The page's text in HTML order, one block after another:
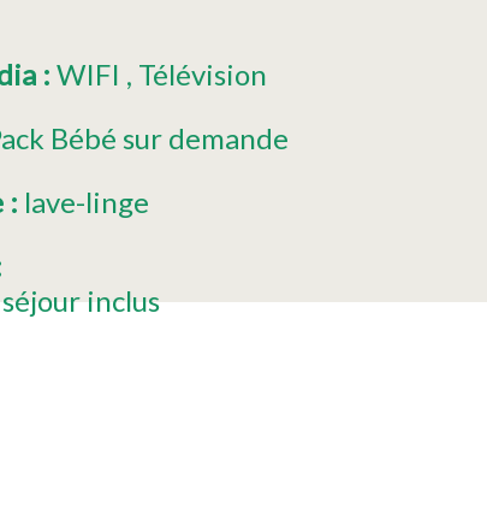
: WIFI
Télévision
Bébé sur demande
: lave-linge
inclus